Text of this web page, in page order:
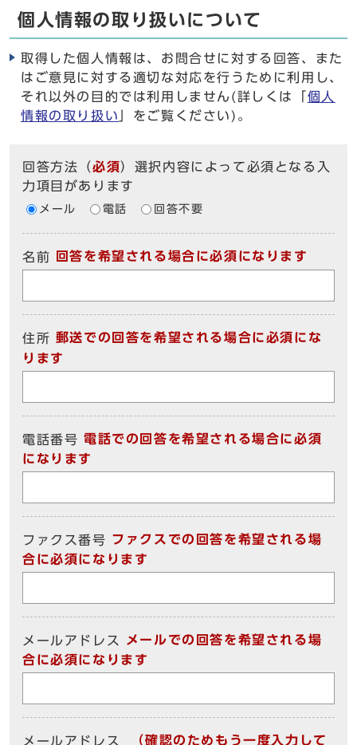
個人情報の取り扱いについて
取得した個人情報は、お問合せに対する回答、また
はご意見に対する適切な対応を行うために利用し、
それ以外の目的では利用しません(詳しくは「 個人
情報の取り扱い
」をご覧ください)。
回答方法 （必須）選択内容によって必須となる入
力項目があります
メール 電話 回答不要
名前 回答を希望される場合に必須になります
住所 郵送での回答を希望される場合に必須にな
ります
電話番号 電話での回答を希望される場合に必須
になります
ファクス番号 ファクスでの回答を希望される場
合に必須になります
メールアドレス
メールでの回答を希望される場
合に必須になります
メールアドレス
（確認のためもう一度入力して